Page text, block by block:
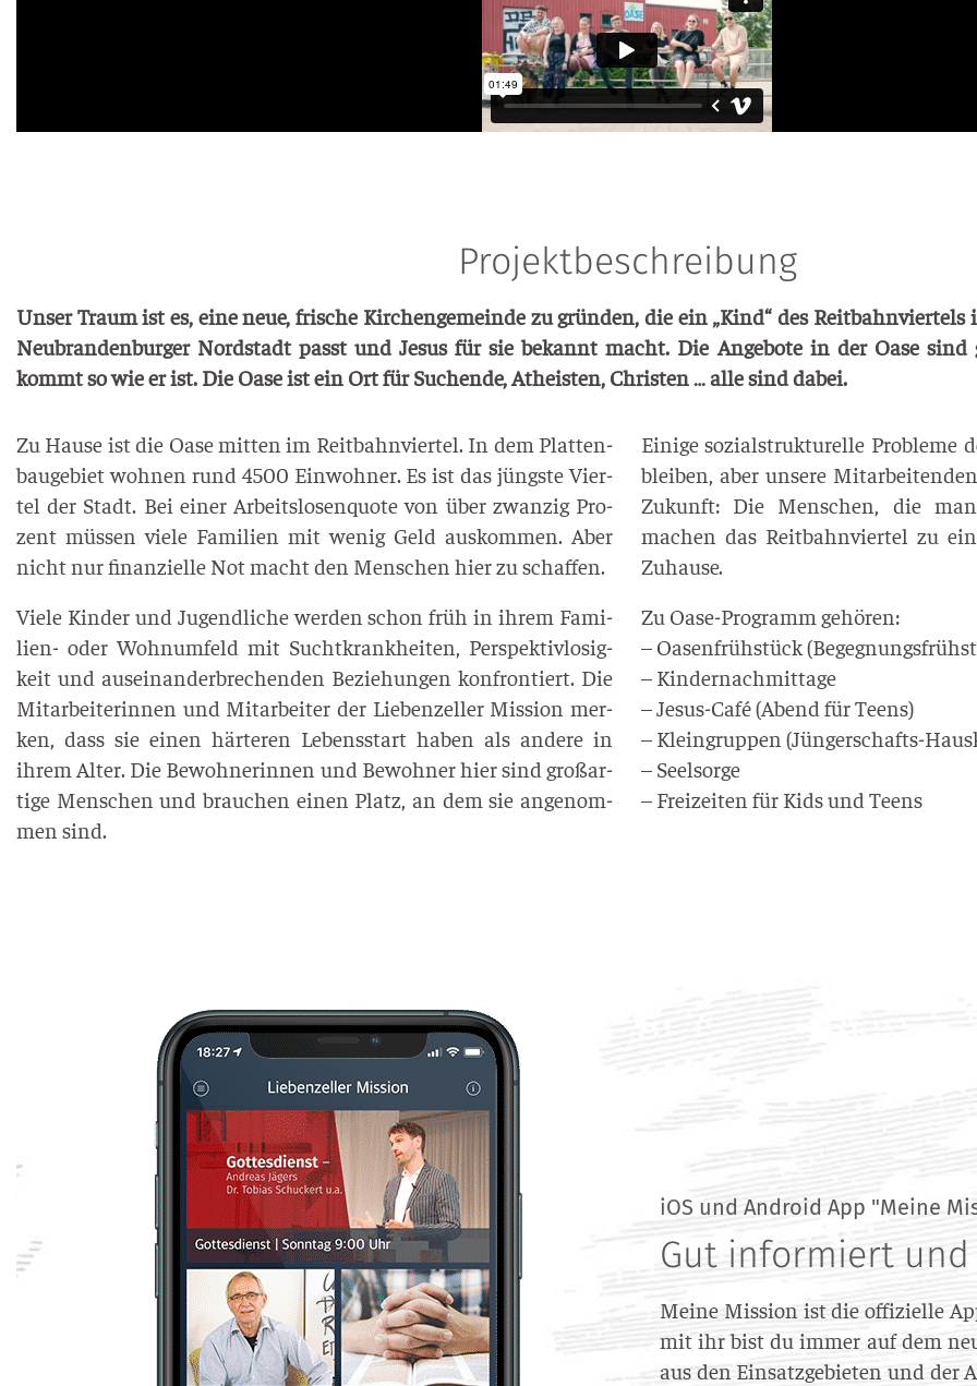
Projektbeschreibung
Unser Traum ist es, eine neue, fri­sche Kir­chen­ge­mein­de zu grün­den, die ein „Kind“ des Reit­bahn­vier­tels
Neu­bran­den­bur­ger Nord­stadt passt und Jesus für sie bekannt macht. Die Ange­bo­te in der Oase sind
kommt so wie er ist. Die Oase ist ein Ort für Suchen­de, Athe­is­ten, Chris­ten … alle sind dabei.
Zu Hau­se ist die Oase mit­ten im Reit­bahn­vier­tel. In dem Plat­ten­
bau­ge­biet woh­nen rund 4500 Ein­woh­ner. Es ist das jüngs­te Vier­
tel der Stadt. Bei einer Arbeits­lo­sen­quo­te von über zwan­zig Pro­
zent müs­sen vie­le Fami­li­en mit wenig Geld aus­kom­men. Aber
nicht nur finan­zi­el­le Not macht den Men­schen hier zu schaffen.
Vie­le Kin­der und Jugend­li­che wer­den schon früh in ihrem Fami­
li­en- oder Wohn­um­feld mit Sucht­krank­hei­ten, Per­spek­tiv­lo­sig­
keit und aus­ein­an­der­bre­chen­den Bezie­hun­gen kon­fron­tiert. Die
Mit­ar­bei­te­rin­nen und Mit­ar­bei­ter der Lie­ben­zel­ler Mis­si­on mer­
ken, dass sie einen här­te­ren Lebens­start haben als ande­re in
ihrem Alter. Die Bewoh­ne­rin­nen und Bewoh­ner hier sind groß­ar­
ti­ge Men­schen und brau­chen einen Platz, an dem sie ange­nom­
men sind.
Eini­ge sozi­al­struk­tu­rel­le Pro­ble­me
blei­ben, aber unse­re
Zukunft: Die Men­schen, die
machen das Reit­bahn­vier­tel zu
Zuhause.
Zu Oase-Pro­gramm gehören:
– Oasen­früh­stück
– Kindernachmittage
– Jesus-Café (Abend für Teens)
– Klein­grup­pen (Jün­ger­schafts-
– Seelsorge
– Frei­zei­ten für Kids und Teens
iOS und Android App "Meine
Gut informiert
Meine Mission ist die offizielle
mit ihr bist du immer auf dem
aus den Einsatzgebieten und der